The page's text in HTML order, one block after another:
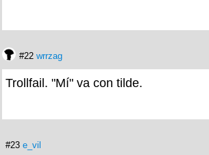
#22 wrrzag
Trollfail. "Mí" va con tilde.
#23 e_vil